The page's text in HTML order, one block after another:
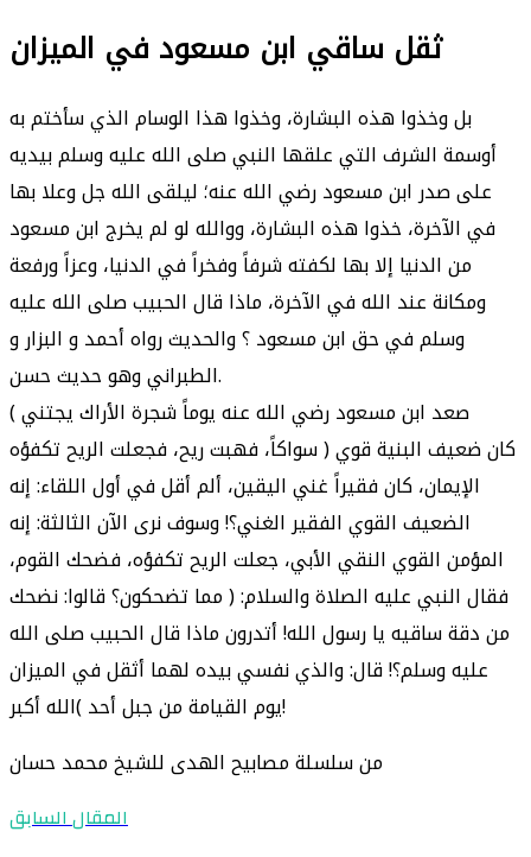
ثقل ساقي ابن مسعود في الميزان
بل وخذوا هذه البشارة، وخذوا هذا الوسام الذي سأختم به
أوسمة الشرف التي علقها النبي صلى الله عليه وسلم بيديه
على صدر ابن مسعود رضي الله عنه؛ ليلقى الله جل وعلا بها
في الآخرة، خذوا هذه البشارة، ووالله لو لم يخرج ابن مسعود
من الدنيا إلا بها لكفته شرفاً وفخراً في الدنيا، وعزاً ورفعة
ومكانة عند الله في الآخرة، ماذا قال الحبيب صلى الله عليه
وسلم في حق ابن مسعود ؟ والحديث رواه أحمد و البزار و
الطبراني وهو حديث حسن.
( صعد ابن مسعود رضي الله عنه يوماً شجرة الأراك يجتني
سواكاً، فهبت ريح، فجعلت الريح تكفؤه ) كان ضعيف البنية قوي
الإيمان، كان فقيراً غني اليقين، ألم أقل في أول اللقاء: إنه
الضعيف القوي الفقير الغني؟! وسوف نرى الآن الثالثة: إنه
المؤمن القوي النقي الأبي، جعلت الريح تكفؤه، فضحك القوم،
فقال النبي عليه الصلاة والسلام: ( مما تضحكون؟ قالوا: نضحك
من دقة ساقيه يا رسول الله! أتدرون ماذا قال الحبيب صلى الله
عليه وسلم؟! قال: والذي نفسي بيده لهما أثقل في الميزان
يوم القيامة من جبل أحد )الله أكبر!
من سلسلة مصابيح الهدى للشيخ محمد حسان
المقال السابق